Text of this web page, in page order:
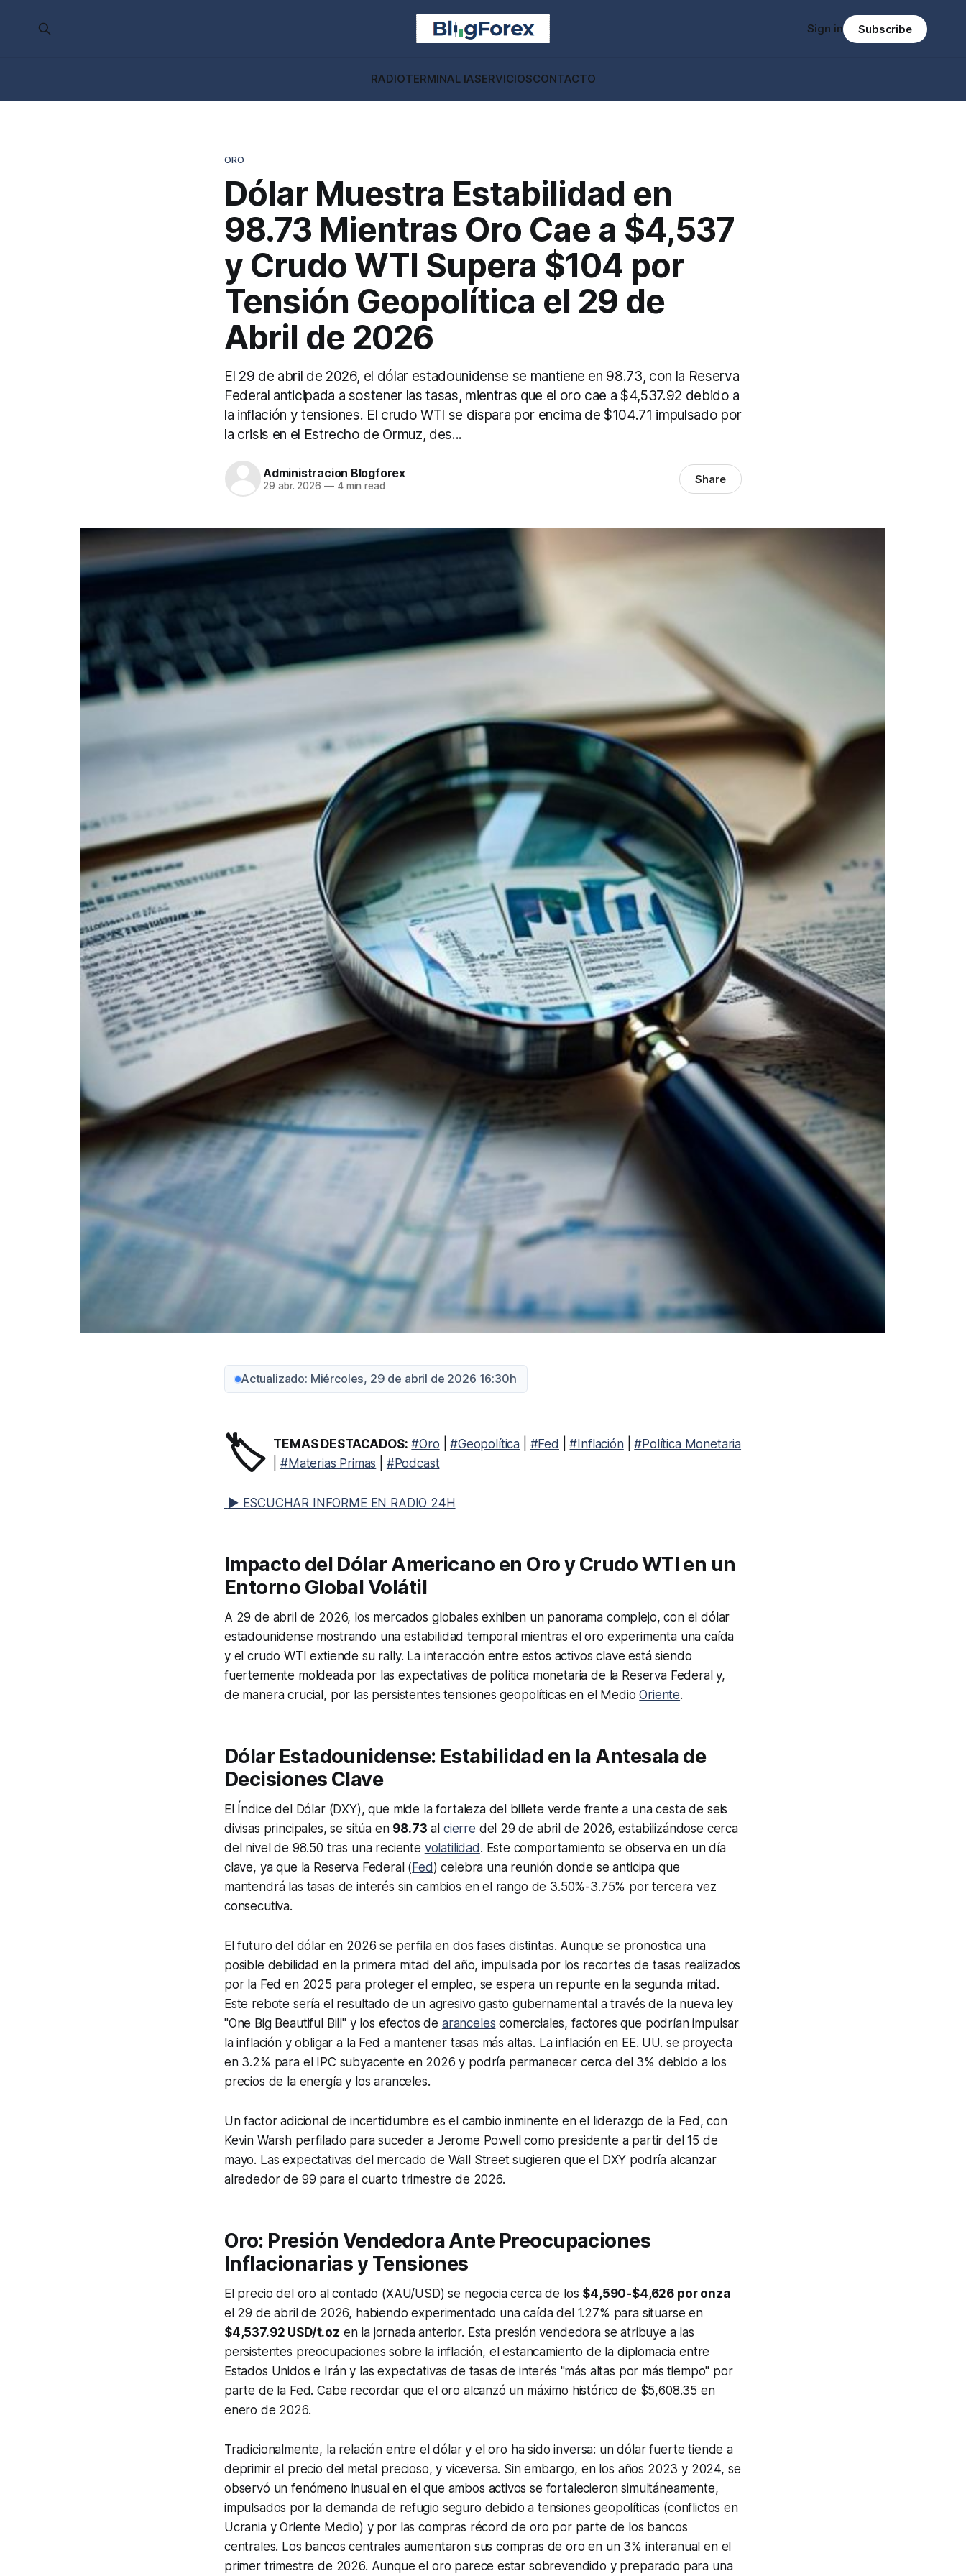
RADIOTERMINAL IASERVICIOSCONTACTO
Sign in Subscribe
ORO
Dólar Muestra Estabilidad en
98.73 Mientras Oro Cae a $4,537
y Crudo WTI Supera $104 por
Tensión Geopolítica el 29 de
Abril de 2026
El 29 de abril de 2026, el dólar estadounidense se mantiene en 98.73, con la Reserva
Federal anticipada a sostener las tasas, mientras que el oro cae a $4,537.92 debido a
la inflación y tensiones. El crudo WTI se dispara por encima de $104.71 impulsado por
la crisis en el Estrecho de Ormuz, des...
Administracion Blogforex
29 abr. 2026 —4 min read Share
Actualizado: Miércoles, 29 de abril de 2026 16:30h
🏷️ TEMAS DESTACADOS: #Oro |#Geopolítica #Fed |#Inflación|#Política Monetaria
|#Materias Primas #Podcast
▶ ESCUCHAR INFORME EN RADIO 24H
Impacto del Dólar Americano en Oro y Crudo WTI en un
Entorno Global Volátil
A 29 de abril de 2026, los mercados globales exhiben un panorama complejo, con el dólar
estadounidense mostrando una estabilidad temporal mientras el oro experimenta una caída
y el crudo WTI extiende su rally. La interacción entre estos activos clave está siendo
fuertemente moldeada por las expectativas de política monetaria de la Reserva Federal y,
de manera crucial, por las persistentes tensiones geopolíticas en el MedioOriente.
Dólar Estadounidense: Estabilidad en la Antesala de
Decisiones Clave
El Índice del Dólar (DXY), que mide la fortaleza del billete verde frente a una cesta de seis
divisas principales, se sitúa en 98.73 al cierre del 29 de abril de 2026, estabilizándose cerca
del nivel de 98.50 tras una reciente volatilidad . Este comportamiento se observa en un día
clave, ya que la Reserva Federal ( Fed ) celebra una reunión donde se anticipa que
mantendrá las tasas de interés sin cambios en el rango de 3.50%-3.75% por tercera vez
consecutiva.
El futuro del dólar en 2026 se perfila en dos fases distintas. Aunque se pronostica una
posible debilidad en la primera mitad del año, impulsada por los recortes de tasas realizados
por la Fed en 2025 para proteger el empleo, se espera un repunte en la segunda mitad.
Este rebote sería el resultado de un agresivo gasto gubernamental a través de la nueva ley
"One Big Beautiful Bill" y los efectos de aranceles comerciales, factores que podrían impulsar
la inflación y obligar a la Fed a mantener tasas más altas. La inflación en EE. UU. se proyecta
en 3.2% para el IPC subyacente en 2026 y podría permanecer cerca del 3% debido a los
precios de la energía y los aranceles.
Un factor adicional de incertidumbre es el cambio inminente en el liderazgo de la Fed, con
Kevin Warsh perfilado para suceder a Jerome Powell como presidente a partir del 15 de
mayo. Las expectativas del mercado de Wall Street sugieren que el DXY podría alcanzar
alrededor de 99 para el cuarto trimestre de 2026.
Oro: Presión Vendedora Ante Preocupaciones
Inflacionarias y Tensiones
El precio del oro al contado (XAU/USD) se negocia cerca de los $4,590-$4,626 por onza
el 29 de abril de 2026, habiendo experimentado una caída del 1.27% para situarse en
$4,537.92 USD/t.oz en la jornada anterior. Esta presión vendedora se atribuye a las
persistentes preocupaciones sobre la inflación, el estancamiento de la diplomacia entre
Estados Unidos e Irán y las expectativas de tasas de interés "más altas por más tiempo" por
parte de la Fed. Cabe recordar que el oro alcanzó un máximo histórico de $5,608.35 en
enero de 2026.
Tradicionalmente, la relación entre el dólar y el oro ha sido inversa: un dólar fuerte tiende a
deprimir el precio del metal precioso, y viceversa. Sin embargo, en los años 2023 y 2024, se
observó un fenómeno inusual en el que ambos activos se fortalecieron simultáneamente,
impulsados por la demanda de refugio seguro debido a tensiones geopolíticas (conflictos en
Ucrania y Oriente Medio) y por las compras récord de oro por parte de los bancos
centrales. Los bancos centrales aumentaron sus compras de oro en un 3% interanual en el
primer trimestre de 2026. Aunque el oro parece estar sobrevendido y preparado para una